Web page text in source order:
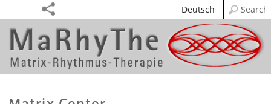
Deutsch